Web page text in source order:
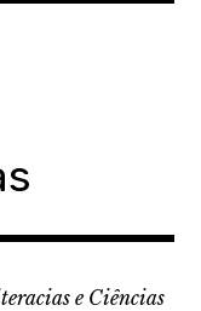
e Ciências